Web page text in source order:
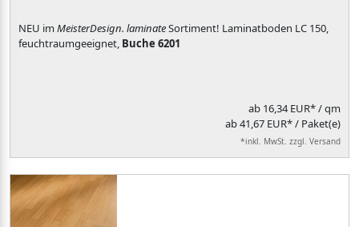
NEU imMeisterDesign. laminateSortiment! Laminatboden LC 150,
feuchtraumgeeignet, Buche 6201
ab 16,34 EUR*/ qm
ab 41,67 EUR* / Paket(e)
*inkl. MwSt. zzgl. Versand